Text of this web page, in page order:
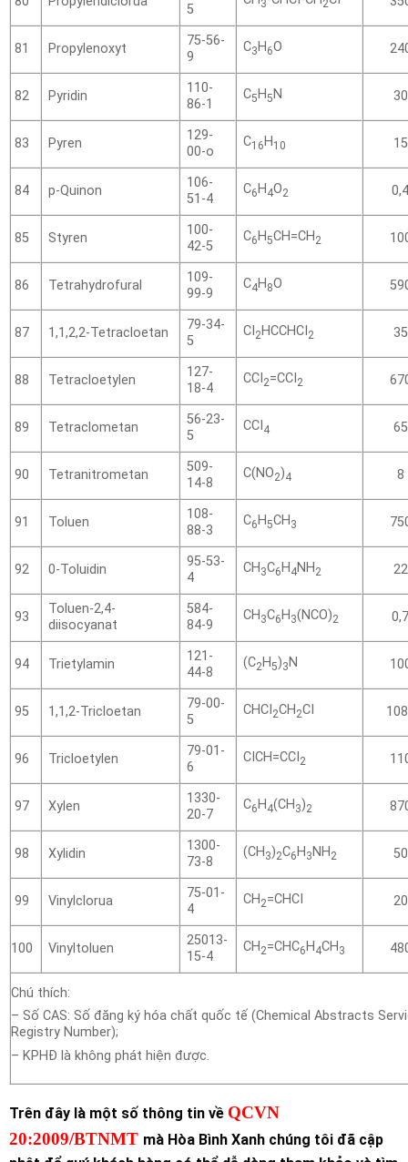
5
3 2
81 Propylenoxyt
75-56-
9
C3 H 6O
82 Pyridin
110-
86-1
C5 H5 N 30
83 Pyren
129-
00-o
C16 H 10 15
84 p-Quinon
106-
51-4
C6 H 4O2
85 Styren
100-
42-5
C6 H5CH=CH 2
86 Tetrahydrofural
109-
99-9
C4H 8O
87 1,1,2,2-Tetracloetan
79-34-
5
CI 2HCCHCI 2 35
88 Tetracloetylen
127-
18-4
CCI 2=CCI 2
89 Tetraclometan
56-23-
5
CCI 4 65
90 Tetranitrometan
509-
14-8
C(NO2)4 8
91 Toluen
108-
88-3
C6 H5CH 3
92 0-Toluidin
95-53-
4
CH 3C6 H 4NH 2 22
93
Toluen-2,4-
diisocyanat
584-
84-9
CH 3C6 H 3(NCO)2
94 Trietylamin
121-
44-8
(C2H5)3 N
95 1,1,2-Tricloetan
79-00-
5
CHCI 2CH 2CI
96 Tricloetylen
79-01-
6
CICH=CCI 2
97 Xylen
1330-
20-7
C6 H 4(CH 3)2
98 Xylidin
1300-
73-8
(CH 3)2C6 H 3 NH 2 50
99 Vinylclorua
75-01-
4
CH 2=CHCI 20
100 Vinyltoluen
25013-
15-4
CH 2=CHC6 H 4CH 3
Chú thích:
– Số CAS: Số đăng ký hóa chất quốc tế (Chemical Abstracts
Registry Number);
– KPHĐ là không phát hiện được.
Trên đây là một số thông tin về QCVN
20:2009/BTNMT mà Hòa Bình Xanh chúng tôi đã cập